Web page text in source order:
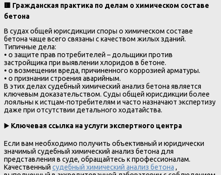
🟨 Гражданская практика по делам о химическом составе
бетона
В судах общей юрисдикции споры о химическом составе
бетона чаще всего связаны с качеством жилых зданий.
Типичные дела:
• о защите прав потребителей – дольщики против
застройщика при выявлении хлоридов в бетоне.
• о возмещении вреда, причиненного коррозией арматуры.
• о признании строения аварийным.
В этих делах судебный химический анализ бетона является
ключевым доказательством. Суды общей юрисдикции более
лояльны к истцам-потребителям и часто назначают экспертизу
даже при отсутствии детального ходатайства.
▶️ Ключевая ссылка на услуги экспертного центра
Если вам необходимо получить объективный и юридически
значимый судебный химический анализ бетона для
представления в суде, обращайтесь к профессионалам.
Качественный судебный химический анализ бетона ,